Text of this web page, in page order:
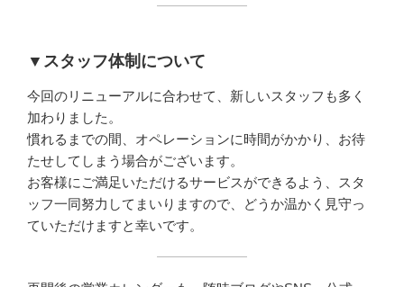
▼スタッフ体制について
今回のリニューアルに合わせて、新しいスタッフも多く
加わりました。
慣れるまでの間、オペレーションに時間がかかり、お待
たせしてしまう場合がございます。
お客様にご満足いただけるサービスができるよう、スタ
ッフ一同努力してまいりますので、どうか温かく見守っ
ていただけますと幸いです。